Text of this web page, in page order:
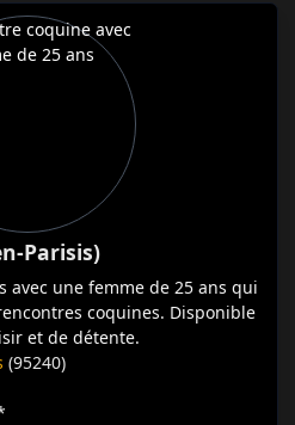
Parisis)
avec une femme de 25 ans qui
coquines. Disponible
et de détente.
(95240)